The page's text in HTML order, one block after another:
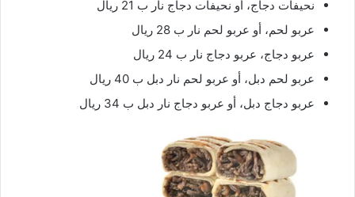
نحيفات دجاج، أو نحيفات دجاج نار ب 21 ريال
عربو لحم، أو عربو لحم نار ب 28 ريال
عربو دجاج، عربو دجاج نار ب 24 ريال
عربو لحم دبل، أو عربو لحم نار دبل ب 40 ريال
عربو دجاج دبل، أو عربو دجاج نار دبل ب 34 ريال